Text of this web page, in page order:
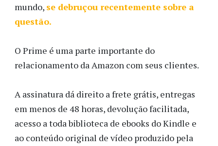
mundo, se debruçou recentemente sobre a
questão.
O Prime é uma parte importante do
relacionamento da Amazon com seus clientes.
A assinatura dá direito a frete grátis, entregas
em menos de 48 horas, devolução facilitada,
acesso a toda biblioteca de ebooks do Kindle e
ao conteúdo original de vídeo produzido pela